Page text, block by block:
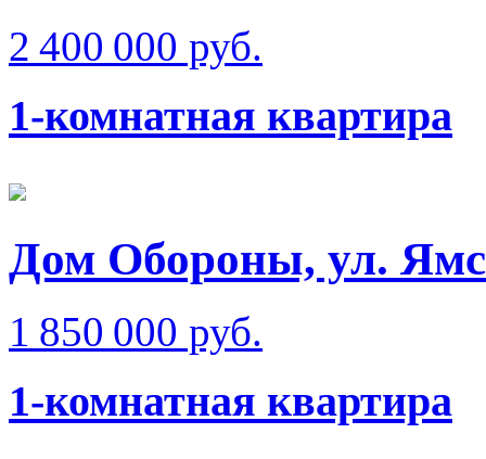
2 400 000 руб.
1-комнатная квартира
Дом Обороны, ул.
1 850 000 руб.
1-комнатная квартира